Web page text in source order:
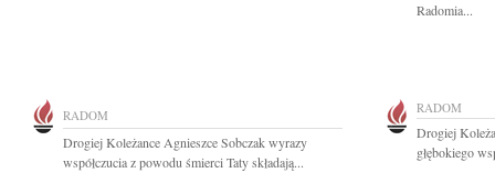
Radomia...
RADOM
Drogiej Koleżance Agnieszce Sobczak wyrazy
współczucia z powodu śmierci Taty składają...
RADOM
Drogiej
głębokiego